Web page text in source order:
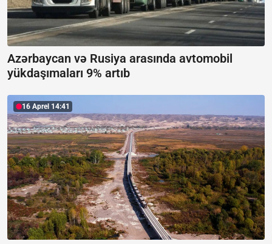
Azərbaycan və Rusiya arasında avtomobil
yükdaşımaları 9% artıb
16 Aprel 14:41